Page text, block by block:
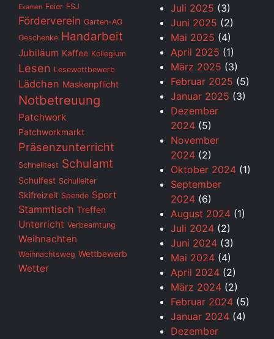
Examen Feier FSJ
Förderverein Garten-AG
Geschenke Handarbeit
Jubiläum Kaffee Kollegium
Lesen Lesewettbewerb
Lädchen Maskenpflicht
Notbetreuung
Patchwork
Patchworkmarkt
Präsenzunterricht
Schnelltest Schulamt
Schulfest Schulleiter
Skifreizeit Spende Sport
Stammtisch Treffen
Unterricht Verbeamtung
Weihnachten
Weihnachtsweg Wettbewerb
Wetter
Juli 2025 (3)
Juni 2025 (2)
Mai 2025 (4)
April 2025 (1)
März 2025 (3)
Februar 2025 (5)
Januar 2025 (3)
Dezember
2024 (5)
November
2024 (2)
Oktober 2024 (1)
September
2024 (6)
August 2024 (1)
Juli 2024 (2)
Juni 2024 (3)
Mai 2024 (4)
April 2024 (2)
März 2024 (2)
Februar 2024 (5)
Januar 2024 (4)
Dezember